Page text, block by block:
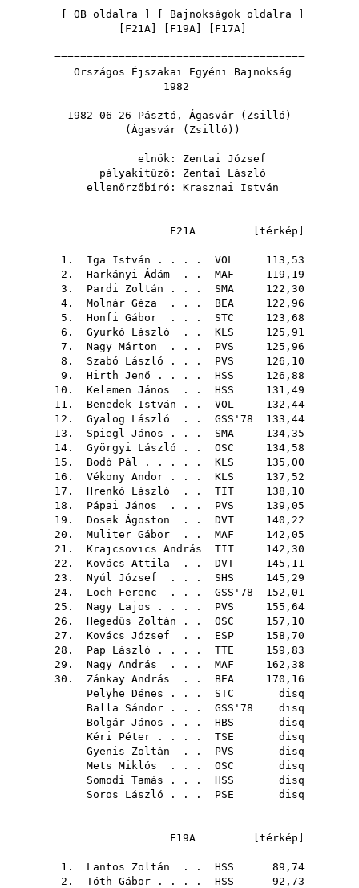
OB oldalra Bajnokságok oldalra
F21A F19A F17A
=======================================
Országos Éjszakai Egyéni Bajnokság
1982
1982-06-26 Pásztó, Ágasvár (Zsilló)
(Ágasvár (Zsilló))
elnök: Zentai József
pályakitűző: Zentai László
ellenőrzőbíró: Krasznai István
F21A [ térkép
---------------------------------------
1. Iga István . . . . VOL 113,53
2. Harkányi Ádám . . MAF 119,19
3. Pardi Zoltán . . . SMA 122,30
4. Molnár Géza . . . BEA 122,96
5. Honfi Gábor . . . STC 123,68
6. Gyurkó László . . KLS 125,91
7. Nagy Márton . . . PVS 125,96
8. Szabó László . . . PVS 126,10
9. Hirth Jenő . . . . HSS 126,88
10. Kelemen János . . HSS 131,49
11. Benedek István . . VOL 132,44
12. Gyalog László . . GSS'78 133,44
13. Spiegl János . . . SMA 134,35
14. Györgyi László . . OSC 134,58
15. Bodó Pál . . . . . KLS 135,00
16. Vékony Andor . . . KLS 137,52
17. Hrenkó László . . TIT 138,10
18. Pápai János . . . PVS 139,05
19. Dosek Ágoston . . DVT 140,22
20. Muliter Gábor . . MAF 142,05
21. Krajcsovics András TIT 142,30
22. Kovács Attila . . DVT 145,11
23. Nyúl József . . . SHS 145,29
24. Loch Ferenc . . . GSS'78 152,01
25. Nagy Lajos . . . . PVS 155,64
26. Hegedűs Zoltán . . OSC 157,10
27. Kovács József . . ESP 158,70
28. Pap László . . . . TTE 159,83
29. Nagy András . . . MAF 162,38
30. Zánkay András . . BEA 170,16
Pelyhe Dénes . . . STC disq
Balla Sándor . . . GSS'78 disq
Bolgár János . . . HBS disq
Kéri Péter . . . . TSE disq
Gyenis Zoltán . . PVS disq
Mets Miklós . . . OSC disq
Somodi Tamás . . . HSS disq
Soros László . . . PSE disq
F19A [ térkép
---------------------------------------
1. Lantos Zoltán . . HSS 89,74
2. Tóth Gábor . . . . HSS 92,73